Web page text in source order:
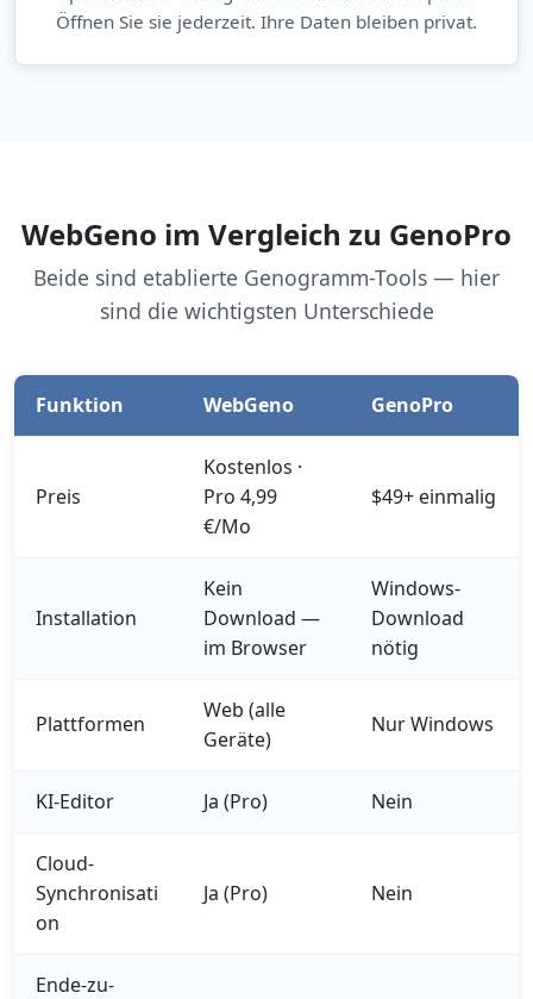
Öffnen Sie sie jederzeit. Ihre Daten bleiben privat.
WebGeno im Vergleich zu GenoPro
Beide sind etablierte Genogramm-Tools — hier
sind die wichtigsten Unterschiede
Funktion WebGeno GenoPro
Preis
Kostenlos ·
Pro 4,99
€/Mo
$49+ einmalig
Installation
Kein
Download —
im Browser
Windows-
Download
nötig
Plattformen
Web (alle
Geräte)
Nur Windows
KI-Editor Ja (Pro) Nein
Cloud-
Synchronisati
on
Ja (Pro) Nein
Ende-zu-